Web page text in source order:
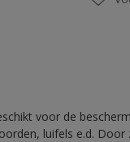
voor de
luifels e.d.